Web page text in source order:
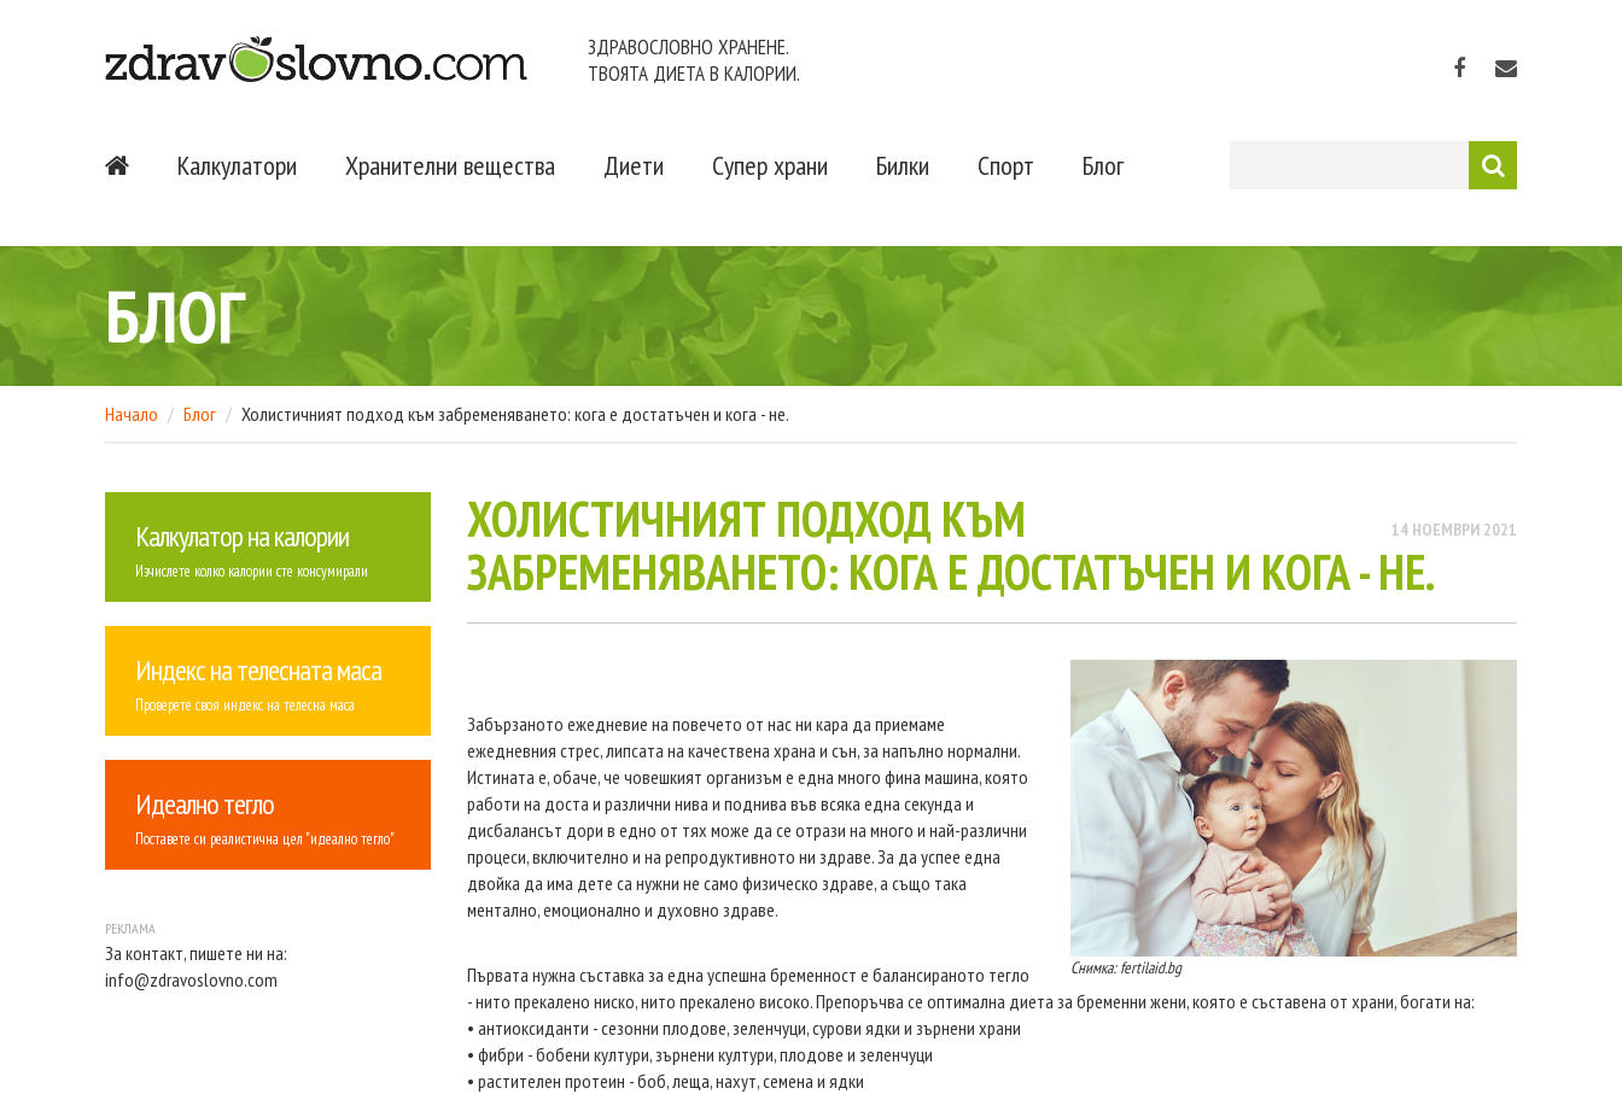
ЗДРАВОСЛОВНО ХРАНЕНЕ.
ТВОЯТА ДИЕТА В КАЛОРИИ.
Калкулатори Хранителни вещества Диети Супер храни Билки Спорт Блог
БЛОГ
Начало Блог Холистичният подход към забременяването: кога е достатъчен и кога - не.
Калкулатор на калории
Изчислете колко калории сте консумирали
Индекс на телесната маса
Проверете своя индекс на телесна маса
Идеално тегло
Поставете си реалистична цел "идеално тегло"
За контакт, пишете ни на:
info@zdravoslovno.com
14 НОЕМВРИ 2021
ХОЛИСТИЧНИЯТ ПОДХОД КЪМ
ЗАБРЕМЕНЯВАНЕТО: КОГА Е ДОСТАТЪЧЕН И КОГА - НЕ.
Снимка: fertilaid.bg
Забързаното ежедневие на повечето от нас ни кара да приемаме
ежедневния стрес, липсата на качествена храна и сън, за напълно нормални.
Истината е, обаче, че човешкият организъм е една много фина машина, която
работи на доста и различни нива и поднива във всяка една секунда и
дисбалансът дори в едно от тях може да се отрази на много и най-различни
процеси, включително и на репродуктивното ни здраве. За да успее една
двойка да има дете са нужни не само физическо здраве, а също така
ментално, емоционално и духовно здраве.
Първата нужна съставка за една успешна бременност е балансираното тегло
- нито прекалено ниско, нито прекалено високо. Препоръчва се оптимална диета за бременни жени, която е съставена от храни, богати на:
• антиоксиданти - сезонни плодове, зеленчуци, сурови ядки и зърнени храни
• фибри - бобени култури, зърнени култури, плодове и зеленчуци
• растителен протеин - боб, леща, нахут, семена и ядки